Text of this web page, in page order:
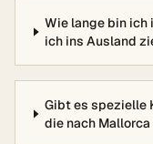
Wie lange bin ich
ich ins Ausland
Gibt es spezielle
die nach